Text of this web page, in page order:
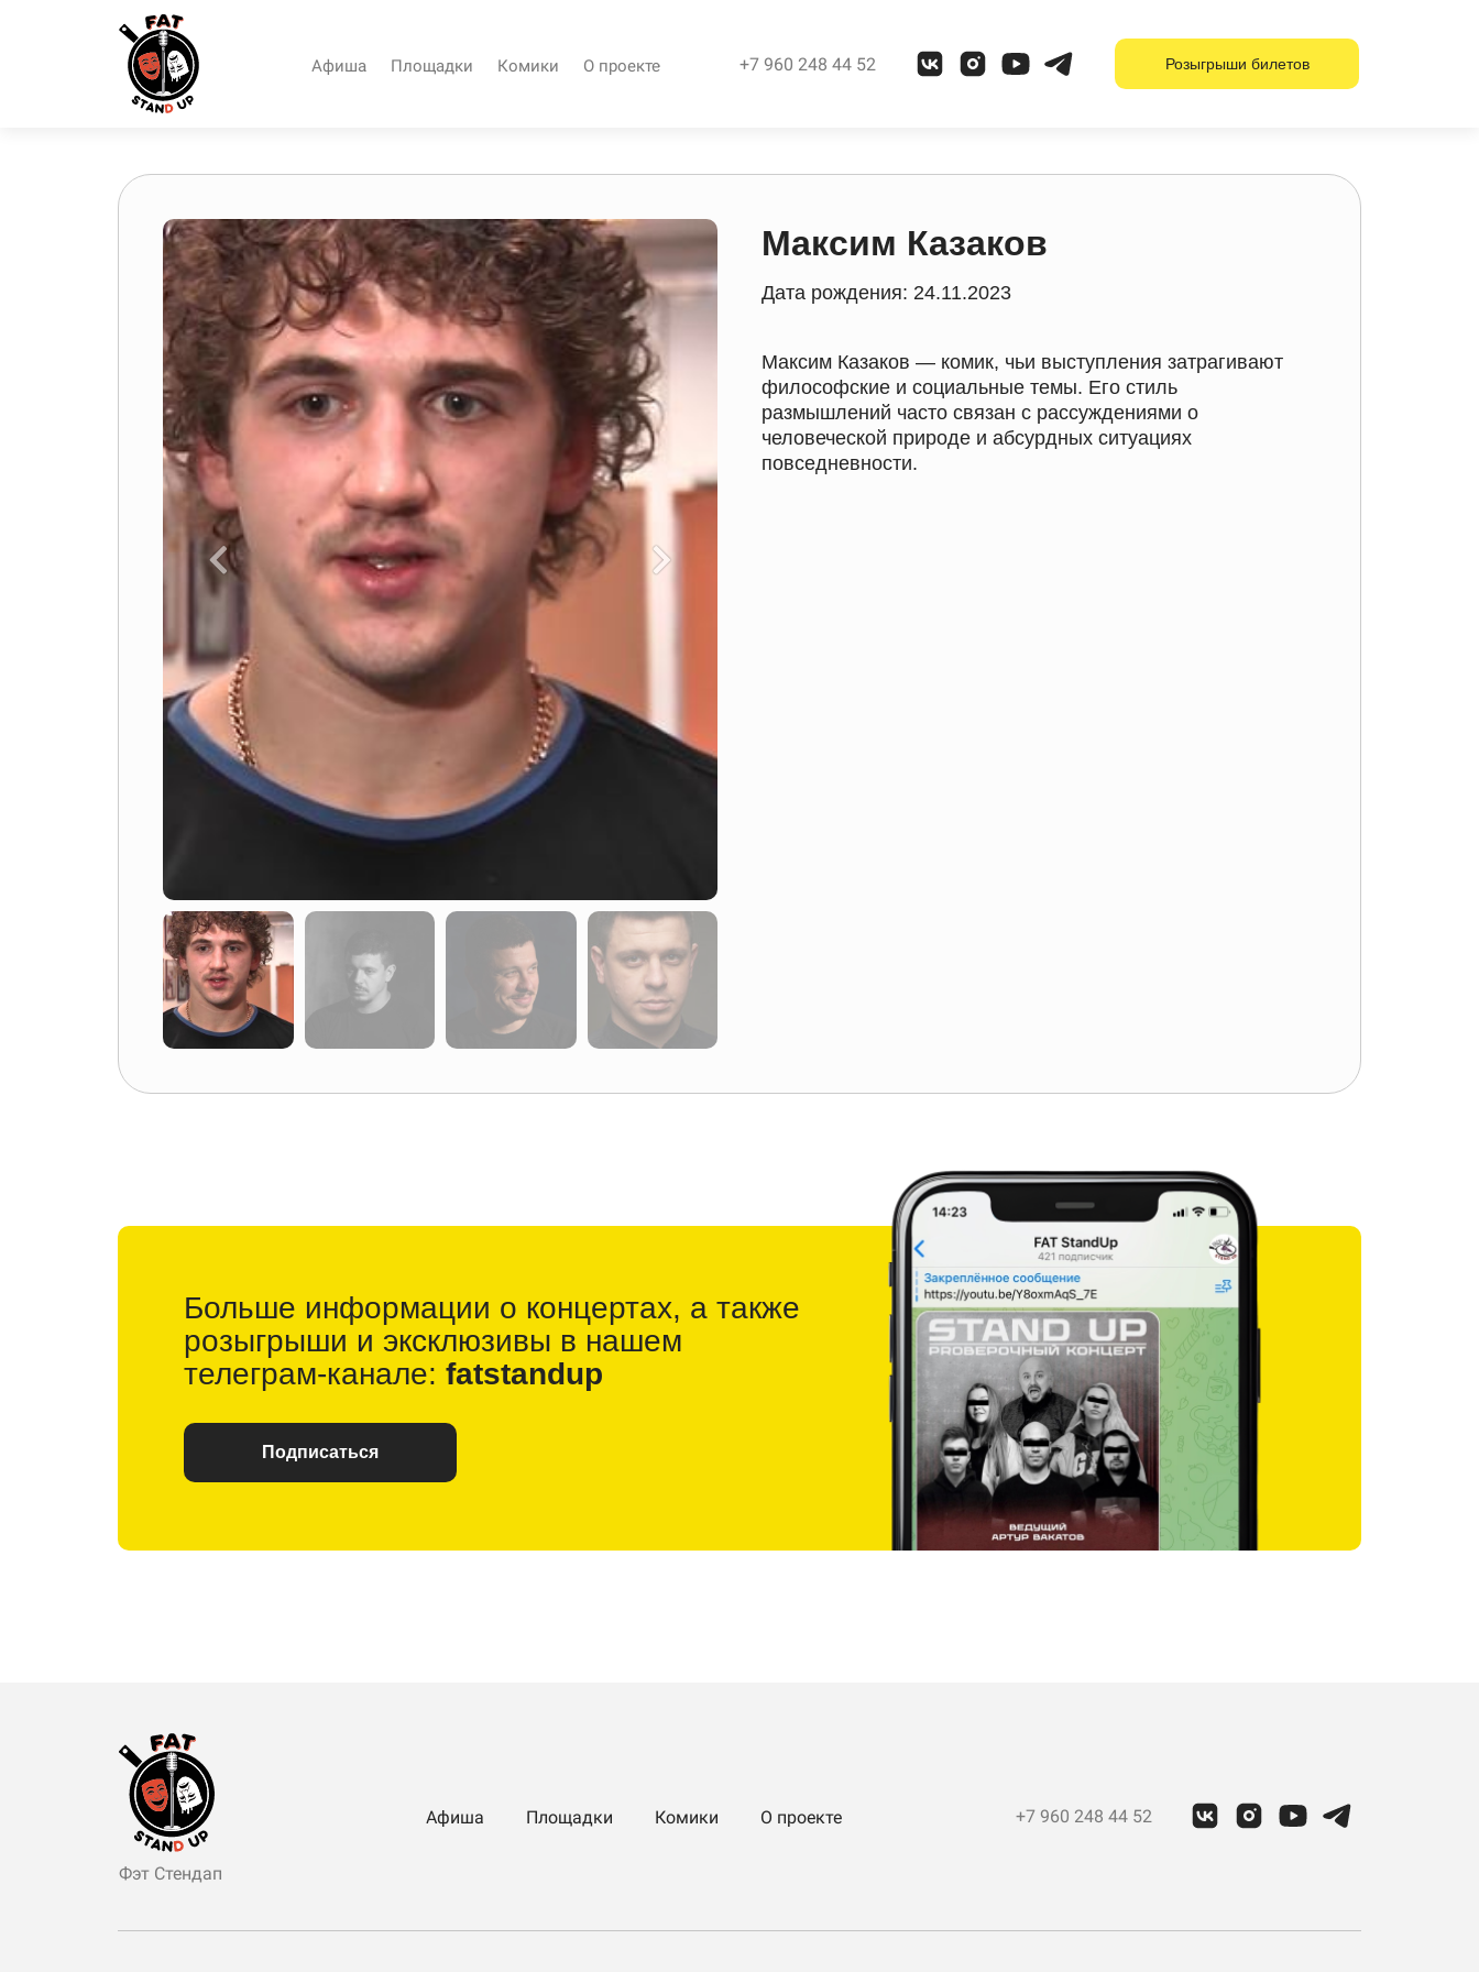
Афиша Площадки Комики О проекте +7 960 248 44 52 Розыгрыши билетов
Максим Казаков
Дата рождения: 24.11.2023
Максим Казаков — комик, чьи выступления затрагивают
философские и социальные темы. Его стиль
размышлений часто связан с рассуждениями о
человеческой природе и абсурдных ситуациях
повседневности.
Больше информации о концертах, а также
розыгрыши и эксклюзивы в нашем
телеграм-канале: fatstandup
Подписаться
Фэт Стендап
Афиша Площадки Комики О проекте +7 960 248 44 52